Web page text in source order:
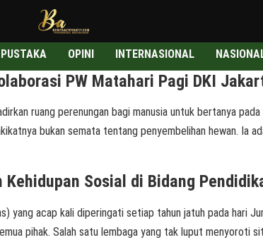
PUSTAKA OPINI INTERNASIONAL
PW Matahari Pagi DKI
ruang perenungan bagi manusia untuk bertanya
bukan semata tentang penyembelihan hewan. Ia
Sosial di Bidang
yang acap kali diperingati setiap tahun jatuh pada hari
pihak. Salah satu lembaga yang tak luput menyoroti